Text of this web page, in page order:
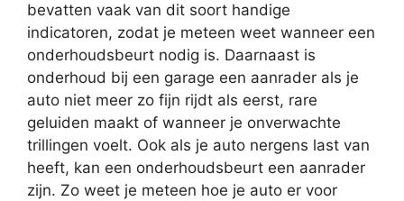
bevatten vaak van dit soort handige
indicatoren, zodat je meteen weet wanneer een
onderhoudsbeurt nodig is. Daarnaast is
onderhoud bij een garage een aanrader als je
auto niet meer zo fijn rijdt als eerst, rare
geluiden maakt of wanneer je onverwachte
trillingen voelt. Ook als je auto nergens last van
heeft, kan een onderhoudsbeurt een aanrader
zijn. Zo weet je meteen hoe je auto er voor